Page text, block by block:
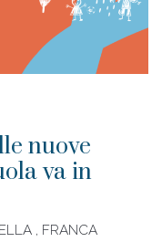
nuove
va in
, FRANCA